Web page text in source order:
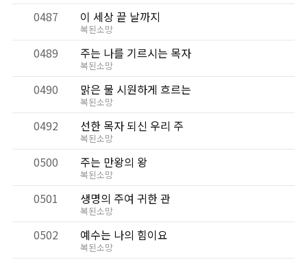
0487 이 세상 끝 날까지
복된소망
0489 주는 나를 기르시는 목자
복된소망
0490 맑은 물 시원하게 흐르는
복된소망
0492 선한 목자 되신 우리 주
복된소망
0500 주는 만왕의 왕
복된소망
0501 생명의 주여 귀한 관
복된소망
0502 예수는 나의 힘이요
복된소망